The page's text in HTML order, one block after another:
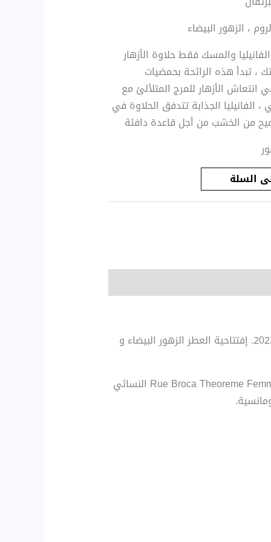
، الزهور البيضاء
والمسك فقط حلاوة الأزهار
، تبدأ هذه الرائحة بحمضيات
الأزهار للمرج المتلألئ مع
الجذابة تتدفق الحلاوة في
من الخشب من أجل قاعدة دافئة
السلة
Théorème Femme Rue Broca عطر شرقي – زهري للنساء . هذا عطر جديد Théorème Femme صدر عام 2022. إفتتاحية العطر الزهور البيضاء و
تستحق كل امرأة باقة زهور رائعة. يشبه عطر Rue Broca Theoreme Femme Eau de Parfum النسائي